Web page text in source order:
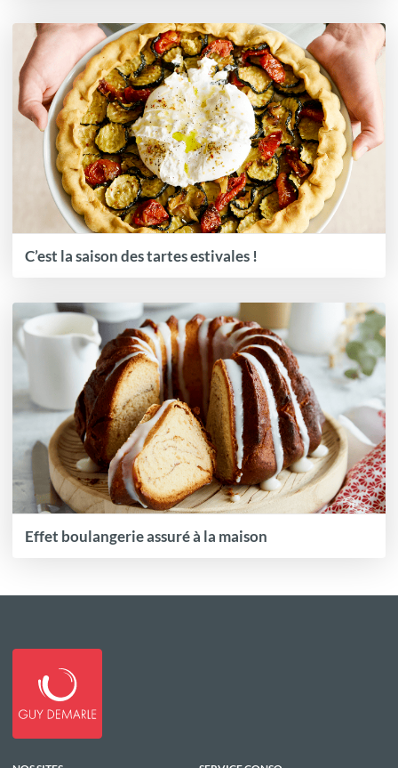
C’est la saison des tartes estivales !
Effet boulangerie assuré à la maison